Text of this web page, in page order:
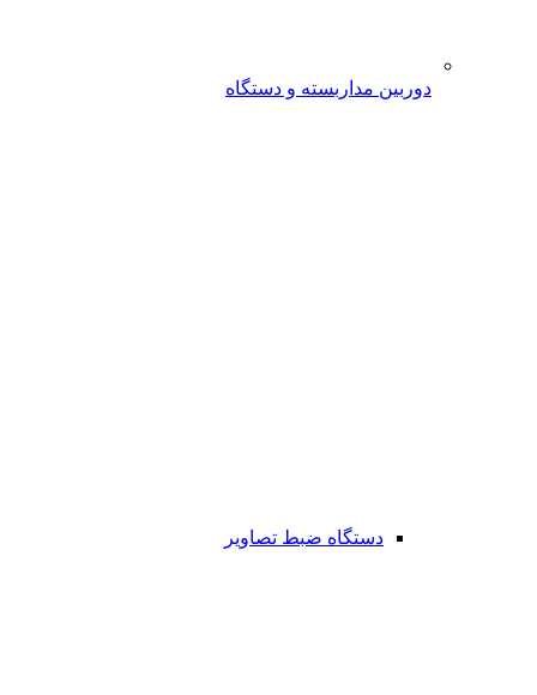
دوربین مداربسته و دستگاه
دستگاه ضبط تصاویر